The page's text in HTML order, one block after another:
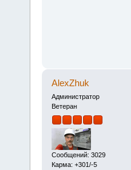
AlexZhuk
Администратор
Ветеран
Сообщений: 3029
Карма: +301/-5